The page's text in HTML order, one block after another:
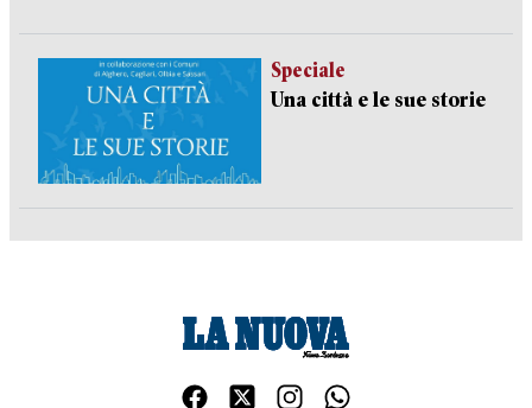
Speciale
Una città e le sue storie